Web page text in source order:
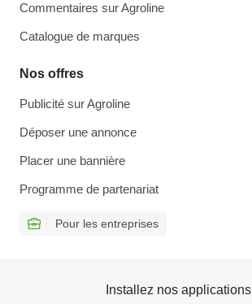
Commentaires sur Agroline
Catalogue de marques
Nos offres
Publicité sur Agroline
Déposer une annonce
Placer une bannière
Programme de partenariat
Pour les entreprises
Installez nos applications